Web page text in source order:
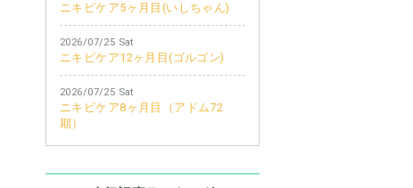
ニキビケア5ヶ月目(いしちゃん)
2026/07/25 Sat
ニキビケア12ヶ月目(ゴルゴン)
2026/07/25 Sat
ニキビケア8ヶ月目（アドム72
期）